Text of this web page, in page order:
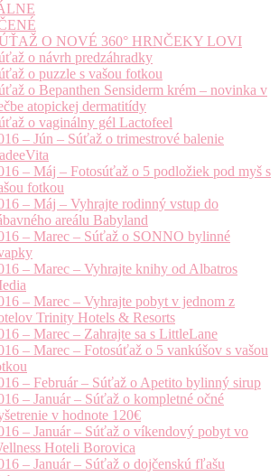
O NOVÉ 360° HRNČEKY LOVI
o návrh predzáhradky
o puzzle s vašou fotkou
o Bepanthen Sensiderm krém – novinka v
atopickej dermatitídy
o vaginálny gél Lactofeel
– Jún – Súťaž o trimestrové balenie
– Máj – Fotosúťaž o 5 podložiek pod myš s
fotkou
– Máj – Vyhrajte rodinný vstup do
areálu Babyland
– Marec – Súťaž o SONNO bylinné
– Marec – Vyhrajte knihy od Albatros
– Marec – Vyhrajte pobyt v jednom z
Trinity Hotels & Resorts
– Marec – Zahrajte sa s LittleLane
– Marec – Fotosúťaž o 5 vankúšov s vašou
– Február – Súťaž o Apetito bylinný sirup
– Január – Súťaž o kompletné očné
v hodnote 120€
– Január – Súťaž o víkendový pobyt vo
Hoteli Borovica
– Január – Súťaž o dojčenskú fľašu